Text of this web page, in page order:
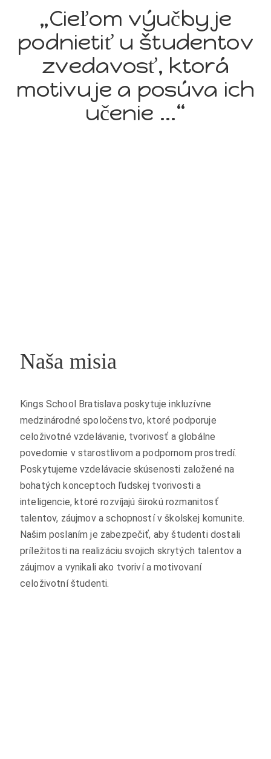
„Cieľom výučby je
podnietiť u študentov
zvedavosť, ktorá
motivuje a posúva ich
učenie ...“
Naša misia
Kings School Bratislava poskytuje inkluzívne
medzinárodné spoločenstvo, ktoré podporuje
celoživotné vzdelávanie, tvorivosť a globálne
povedomie v starostlivom a podpornom prostredí.
Poskytujeme vzdelávacie skúsenosti založené na
bohatých konceptoch ľudskej tvorivosti a
inteligencie, ktoré rozvíjajú širokú rozmanitosť
talentov, záujmov a schopností v školskej komunite.
Našim poslaním je zabezpečiť, aby študenti dostali
príležitosti na realizáciu svojich skrytých talentov a
záujmov a vynikali ako tvoriví a motivovaní
celoživotní študenti.